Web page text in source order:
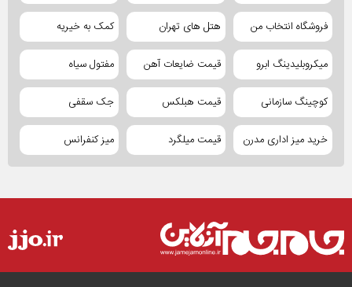
فروشگاه انتخاب من هتل های تهران کمک به خیریه
میکروبلیدینگ ابرو قیمت ضایعات آهن مفتول سیاه
کوچینگ سازمانی قیمت هبلکس جک سقفی
خرید میز اداری مدرن قیمت میلگرد میز کنفرانس